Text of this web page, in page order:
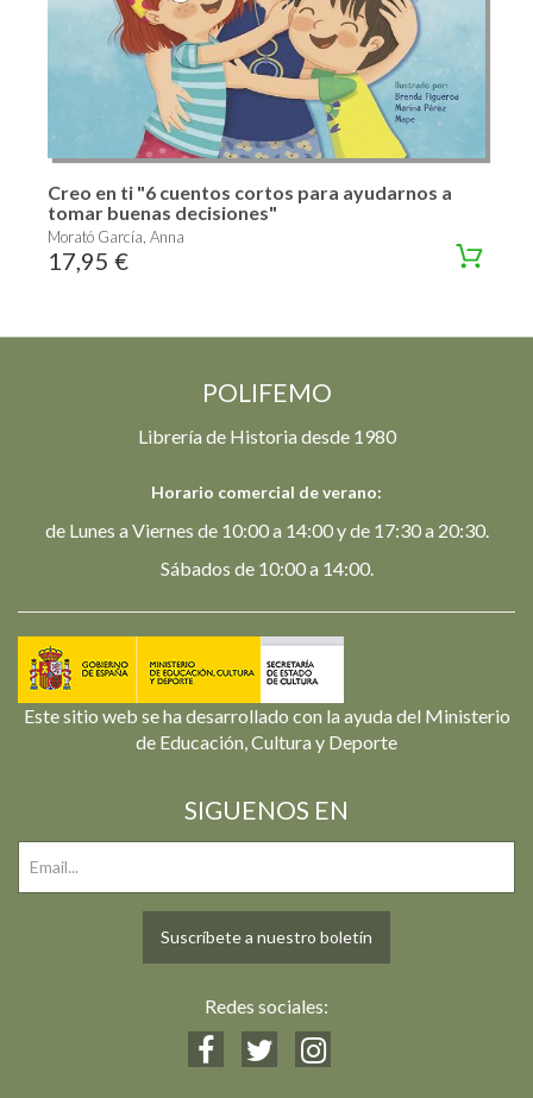
Creo en ti "6 cuentos cortos para ayudarnos a
tomar buenas decisiones"
Morató García, Anna
17,95 €
POLIFEMO
Librería de Historia desde 1980
Horario comercial de verano:
de Lunes a Viernes de 10:00 a 14:00 y de 17:30 a 20:30.
Sábados de 10:00 a 14:00.
Este sitio web se ha desarrollado con la ayuda del Ministerio
de Educación, Cultura y Deporte
SIGUENOS EN
Suscríbete a nuestro boletín
Redes sociales: